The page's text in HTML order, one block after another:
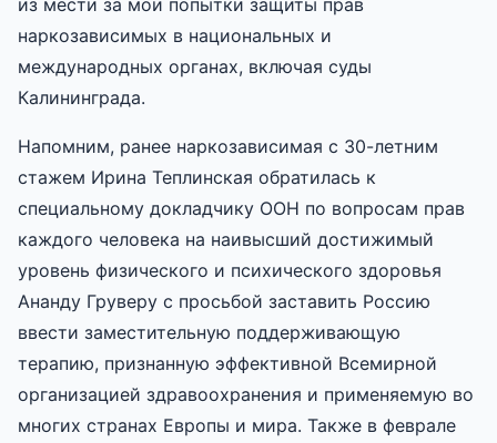
наркозависимых в национальных и
международных органах, включая суды
Калининграда.
Напомним, ранее наркозависимая с 30-летним
стажем Ирина Теплинская обратилась к
специальному докладчику ООН по вопросам прав
каждого человека на наивысший достижимый
уровень физического и психического здоровья
Ананду Груверу с просьбой заставить Россию
ввести заместительную поддерживающую
терапию, признанную эффективной Всемирной
организацией здравоохранения и применяемую во
многих странах Европы и мира. Также в феврале